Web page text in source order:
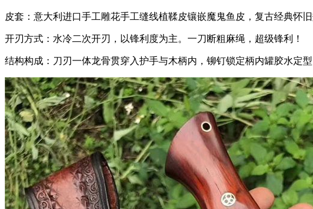
皮套：意大利进口手工雕花手工缝线植鞣皮镶嵌魔鬼鱼皮，复古经典怀旧
开刃方式：水冷二次开刃，以锋利度为主。一刀断粗麻绳，超级锋利！
结构构成：刀刃一体龙骨贯穿入护手与木柄内，铆钉锁定柄内罐胶水定